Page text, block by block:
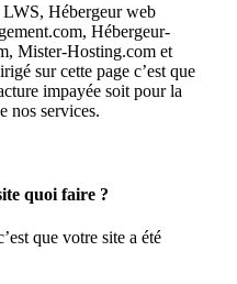
LWS, Hébergeur web
Hébergeur-
Mister-Hosting.com et
sur cette page c’est que
impayée soit pour la
nos services.
quoi faire ?
que votre site a été